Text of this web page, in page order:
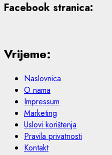
Facebook stranica:
Vrijeme:
Naslovnica
O nama
Impressum
Marketing
Uslovi korištenja
Pravila privatnosti
Kontakt